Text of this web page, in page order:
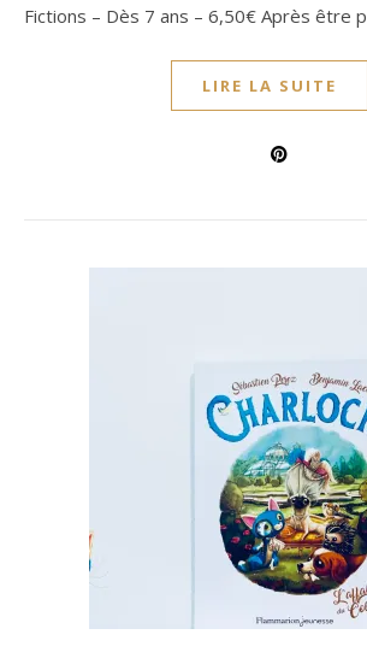
Fictions – Dès 7 ans – 6,50€ Après être
LIRE LA SUITE